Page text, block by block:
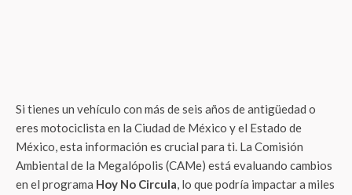
Si tienes un vehículo con más de seis años de antigüedad o
eres motociclista en la Ciudad de México y el Estado de
México, esta información es crucial para ti. La Comisión
Ambiental de la Megalópolis (CAMe) está evaluando cambios
en el programa Hoy No Circula, lo que podría impactar a miles